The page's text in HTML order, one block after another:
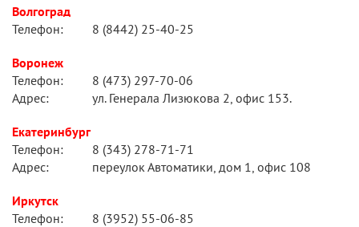
Волгоград
Телефон:
8 (8442) 25-40-25
Воронеж
Телефон:
8 (473) 297-70-06
Адрес:
ул. Генерала Лизюкова 2, офис 153.
Екатеринбург
Телефон:
8 (343) 278-71-71
Адрес:
переулок Автоматики, дом 1, офис 108
Иркутск
Телефон:
8 (3952) 55-06-85